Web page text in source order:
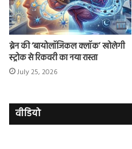
ब्रेन की ‘बायोलॉजिकल क्लॉक’ खोलेगी
स्ट्रोक से रिकवरी का नया रास्ता
July 25, 2026
वीडियो